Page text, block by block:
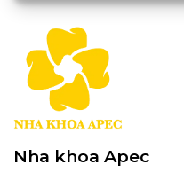
Nha khoa Apec